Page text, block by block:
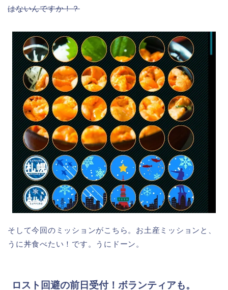
はないんですか！？
そして今回のミッションがこちら。お土産ミッションと、
うに丼食べたい！です。うにドーン。
ロスト回避の前日受付！ボランティアも。